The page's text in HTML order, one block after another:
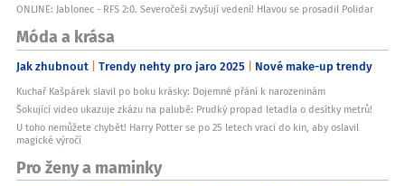
ONLINE: Jablonec - RFS 2:0. Severočeši zvyšují vedení! Hlavou se prosadil Polidar
Móda a krása
Jak zhubnout Trendy nehty pro jaro 2025 Nové make-up trendy
Kuchař Kašpárek slavil po boku krásky: Dojemné přání k narozeninám
Šokující video ukazuje zkázu na palubě: Prudký propad letadla o desítky metrů!
U toho nemůžete chybět! Harry Potter se po 25 letech vrací do kin, aby oslavil
magické výročí
Pro ženy a maminky